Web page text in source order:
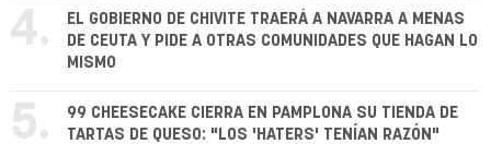
4.
EL GOBIERNO DE CHIVITE TRAERÁ A NAVARRA A MENAS
DE CEUTA Y PIDE A OTRAS COMUNIDADES QUE HAGAN LO
MISMO
5.
99 CHEESECAKE CIERRA EN PAMPLONA SU TIENDA DE
TARTAS DE QUESO: "LOS 'HATERS' TENÍAN RAZÓN"